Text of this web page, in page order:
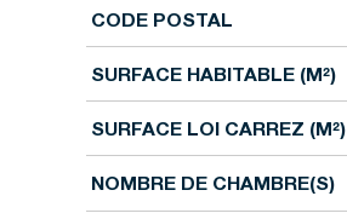
Caractérisque Valeurs
CODE POSTAL
SURFACE HABITABLE (M²)
SURFACE LOI CARREZ (M²)
NOMBRE DE CHAMBRE(S)